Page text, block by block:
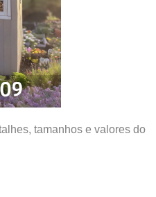
tamanhos e valores do